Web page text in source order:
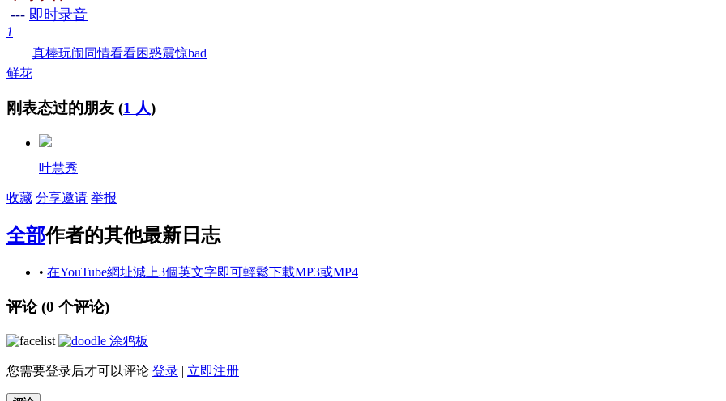
--- 即时录音
1
鲜花
真棒玩闹 同情看看困惑震惊bad
刚表态过的朋友 (1 人)
叶慧秀
收藏 分享邀请 举报
全部作者的其他最新日志
• 在YouTube網址減上3個英文字即可輕鬆下載MP3或MP4
评论 (0 个评论)
涂鸦板
您需要登录后才可以评论 登录 | 立即注册